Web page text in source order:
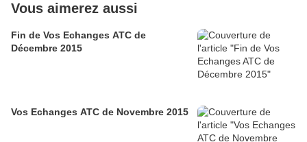
Vous aimerez aussi
Fin de Vos Echanges ATC de
Décembre 2015
Vos Echanges ATC de Novembre 2015